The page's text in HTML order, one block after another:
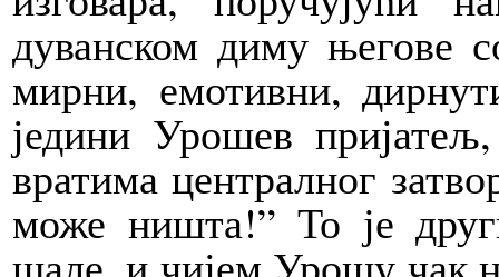
дуванском диму његове
мирни, емотивни,
једини Урошев
вратима централног
може ништа!” То је